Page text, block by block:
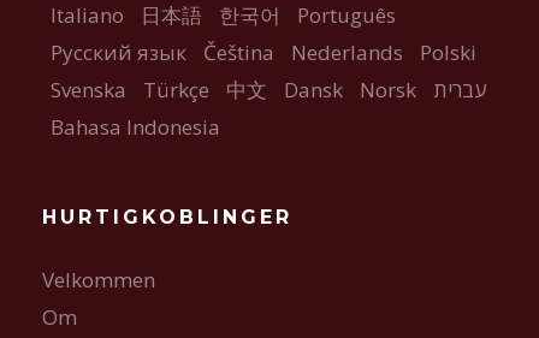
Italiano
日本語 한국어
Português
Русский язык
Čeština Nederlands
Polski
Svenska
Türkçe 中文 Dansk Norsk
עברית
Bahasa Indonesia
HURTIGKOBLINGER
Velkommen
Om